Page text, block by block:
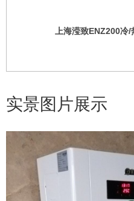
上海滢致ENZ200
实景图片展示